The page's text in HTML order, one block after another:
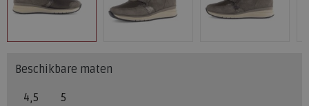
Beschikbare maten
4,5 5